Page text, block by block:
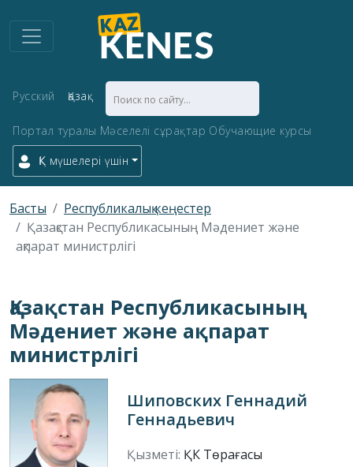
Русский Қазақ
Портал туралы Мәселелі сұрақтар Обучающие курсы
ҚК мүшелері үшін
Басты
Республикалық кеңестер
Қазақстан Республикасының Мәдениет және
ақпарат министрлігі
Қазақстан Республикасының
Мәдениет және ақпарат
министрлігі
Шиповских Геннадий
Геннадьевич
Қызметі: ҚК Төрағасы